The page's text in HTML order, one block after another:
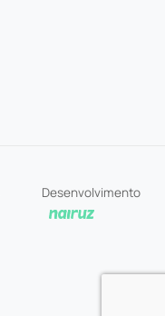
Desenvolvimento